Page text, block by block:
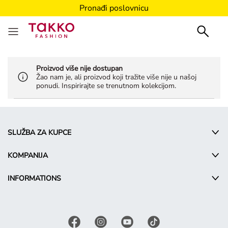
Pronađi poslovnicu
Proizvod više nije dostupan
Žao nam je, ali proizvod koji tražite više nije u našoj
ponudi. Inspirirajte se trenutnom kolekcijom.
SLUŽBA ZA KUPCE
KOMPANIJA
INFORMATIONS